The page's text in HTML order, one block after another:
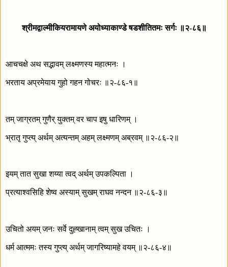
श्रीमद्वाल्मीकियरामायणे अयोध्याकाण्डे षडशीतितमः सर्गः ॥२-८६॥
आचचक्षे अथ सद्भावम् लक्ष्मणस्य महात्मनः ।
भरताय अप्रमेयाय गुहो गहन गोचरः ॥२-८६-१॥
तम् जाग्रतम् गुणैर् युक्तम् वर चाप इषु धारिणम् ।
भ्रातृ गुप्त्य् अर्थम् अत्यन्तम् अहम् लक्ष्मणम् अब्रवम् ॥२-८६-२॥
इयम् तात सुखा शय्या त्वद् अर्थम् उपकल्पिता ।
प्रत्याश्वसिहि शेष्व अस्याम् सुखम् राघव नन्दन ॥२-८६-३॥
उचितो अयम् जनः सर्वे दुह्खानाम् त्वम् सुख उचितः ।
धर्म आत्ममः तस्य गुप्त्य् अर्थम् जागरिष्यामहे वयम् ॥२-८६-४॥